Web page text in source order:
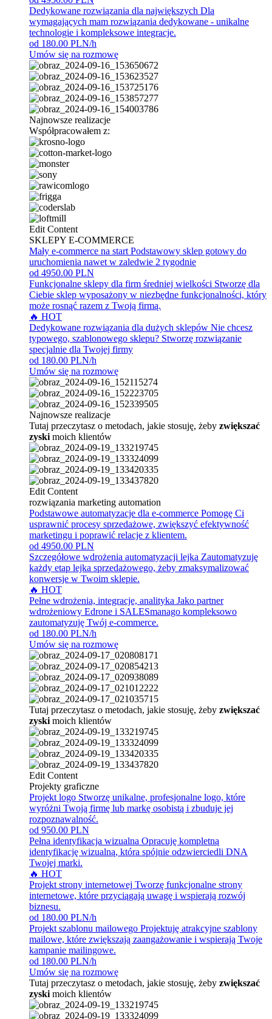
Dedykowane rozwiązania dla największych Dla
wymagających mam rozwiązania dedykowane - unikalne
technologie i kompleksowe integracje.
od 180.00 PLN/h
Umów się na rozmowę
Najnowsze realizacje
Współpracowałem z:
Edit Content
SKLEPY E-COMMERCE
Mały e-commerce na start Podstawowy sklep gotowy do
uruchomienia nawet w zaledwie 2 tygodnie
od 4950.00 PLN
Funkcjonalne sklepy dla firm średniej wielkości Stworzę dla
Ciebie sklep wyposażony w niezbędne funkcjonalności, który
może rosnąć razem z Twoją firmą.
🔥 HOT
Dedykowane rozwiązania dla dużych sklepów Nie chcesz
typowego, szablonowego sklepu? Stworzę rozwiązanie
specjalnie dla Twojej firmy
od 180.00 PLN/h
Umów się na rozmowę
Najnowsze realizacje
Tutaj przeczytasz o metodach, jakie stosuję, żeby zwiększać
zyski moich klientów
Edit Content
rozwiązania marketing automation
Podstawowe automatyzacje dla e-commerce Pomogę Ci
usprawnić procesy sprzedażowe, zwiększyć efektywność
marketingu i poprawić relacje z klientem.
od 4950.00 PLN
Szczegółowe wdrożenia automatyzacji lejka Zautomatyzuję
każdy etap lejka sprzedażowego, żeby zmaksymalizować
konwersje w Twoim sklepie.
🔥 HOT
Pełne wdrożenia, integracje, analityka Jako partner
wdrożeniowy Edrone i SALESmanago kompleksowo
zautomatyzuję Twój e-commerce.
od 180.00 PLN/h
Umów się na rozmowę
Tutaj przeczytasz o metodach, jakie stosuję, żeby zwiększać
zyski moich klientów
Edit Content
Projekty graficzne
Projekt logo Stworzę unikalne, profesjonalne logo, które
wyróżni Twoją firmę lub markę osobistą i zbuduje jej
rozpoznawalność.
od 950.00 PLN
Pełna identyfikacja wizualna Opracuję kompletną
identyfikację wizualną, która spójnie odzwierciedli DNA
Twojej marki.
🔥 HOT
Projekt strony internetowej Tworzę funkcjonalne strony
internetowe, które przyciągają uwagę i wspierają rozwój
biznesu.
od 180.00 PLN/h
Projekt szablonu mailowego Projektuję atrakcyjne szablony
mailowe, które zwiększają zaangażowanie i wspierają Twoje
kampanie mailingowe.
od 180.00 PLN/h
Umów się na rozmowę
Tutaj przeczytasz o metodach, jakie stosuję, żeby zwiększać
zyski moich klientów